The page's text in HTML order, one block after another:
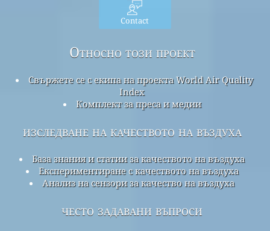
Contact
Относно този проект
Свържете се с екипа на проекта World Air Quality
Index
Комплект за преса и медии
изследване на качеството на въздуха
База знания и статии за качеството на въздуха
Експериментиране с качеството на въздуха
Анализ на сензори за качество на въздуха
често задавани въпроси